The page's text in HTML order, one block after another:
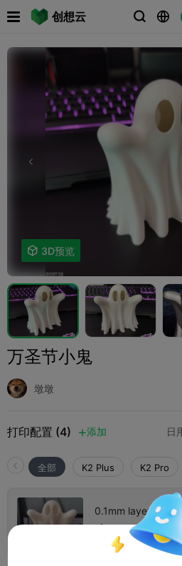
创想云  
 3D预览
万圣节小鬼
墩墩
打印配置 (4) 添加 日
全部 K2 Plus K2 Pro
0.1mm layer, 3
03h 08m